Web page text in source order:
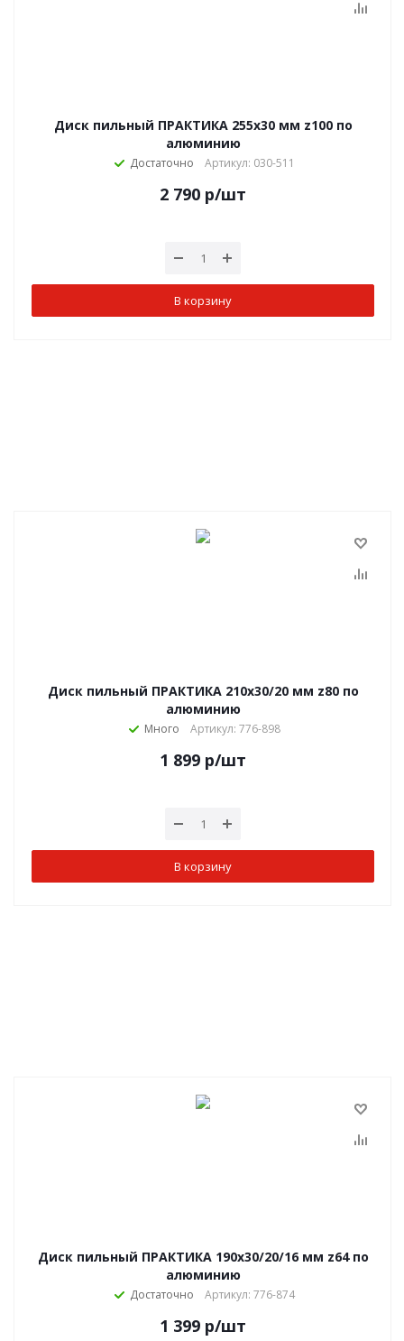
Диск пильный ПРАКТИКА 255х30 мм z100 по
алюминию
Достаточно Артикул: 030-511
2 790 р/шт
В корзину
Диск пильный ПРАКТИКА 210х30/20 мм z80 по
алюминию
Много Артикул: 776-898
1 899 р/шт
В корзину
Диск пильный ПРАКТИКА 190х30/20/16 мм z64 по
алюминию
Достаточно Артикул: 776-874
1 399 р/шт